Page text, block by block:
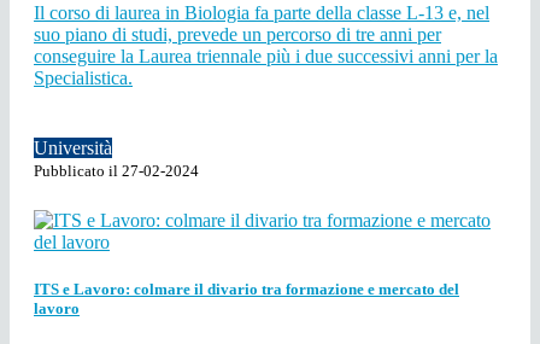
Il corso di laurea in Biologia fa parte della classe L-13 e, nel
suo piano di studi, prevede un percorso di tre anni per
conseguire la Laurea triennale più i due successivi anni per la
Specialistica.
Università
Pubblicato il 27-02-2024
ITS e Lavoro: colmare il divario tra formazione e mercato del
lavoro